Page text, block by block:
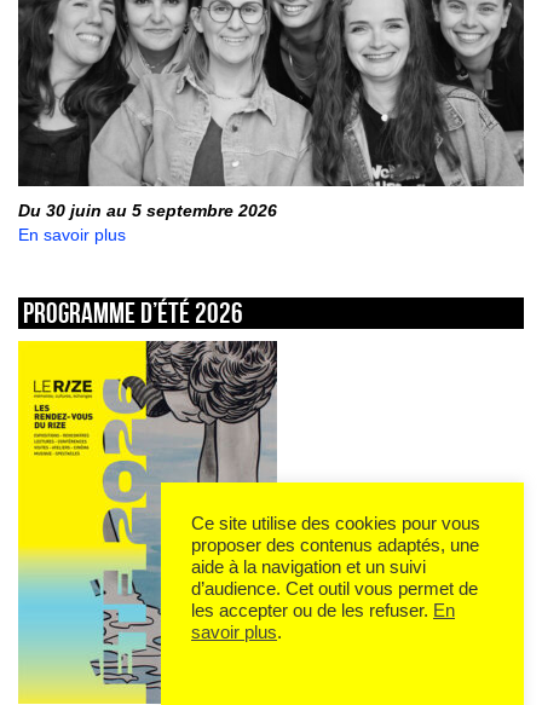
Du 30 juin au 5 septembre 2026
En savoir plus
Programme d’été 2026
Ce site utilise des cookies pour vous
proposer des contenus adaptés, une
aide à la navigation et un suivi
d’audience. Cet outil vous permet de
les accepter ou de les refuser. En
savoir plus.